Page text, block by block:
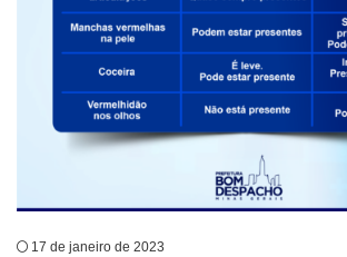
17 de janeiro de 2023